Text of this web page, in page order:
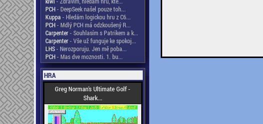
PCH- DeepSeek našel pouze toh...
Kuppa - Hledám logickou hru z C6...
PCH- Mdlý PCH má odzkoušený R...
Carpenter- Souhlasím s Patrikem a k...
Carpenter- Vše už funguje ke spokoj...
LHS- Nerozporuju. Jen mě poba...
PCH- Mas dve moznosti. 1. bu...
HRA
Greg Norman's Ultimate Golf -
Shark...